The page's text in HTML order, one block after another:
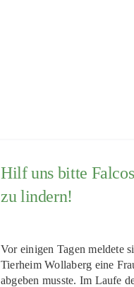
Hilf uns bitte
zu lindern!
Vor einigen Tagen meldete
Tierheim Wollaberg eine
abgeben musste. Im Laufe